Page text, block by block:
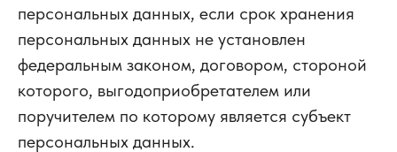
персональных данных, если срок хранения
персональных данных не установлен
федеральным законом, договором, стороной
которого, выгодоприобретателем или
поручителем по которому является субъект
персональных данных.